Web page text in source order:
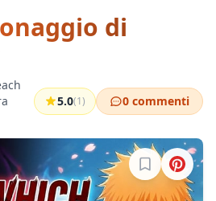
di
5.0(1) 0 commenti
Accedi per